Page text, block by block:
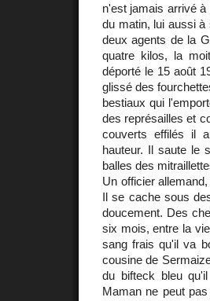
n'est jamais arrivé
du matin, lui aussi
deux agents de la
quatre kilos, la
déporté le 15 août
glissé des
bestiaux qui
des représailles et
couverts effilés il
hauteur. Il saute le
balles des
Un officier
Il se cache sous
doucement. Des
six mois, entre la
sang frais qu'il va
cousine de
du bifteck bleu
Maman ne peut